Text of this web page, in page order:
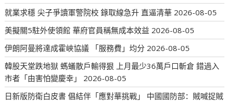
就業求穩 尖子爭讀軍警院校 錄取線急升 直逼清華 2026-08-05
美擬關5駐外使領館 華府官員稱無成本效益 2026-08-05
伊朗阿曼將達成霍峽協議 「服務費」均分 2026-08-05
韓股天堂跌地獄 螞蟻散戶輸得狠 上月最少36萬戶口斬倉 錯過入
市者「由害怕變慶幸」
2026-08-05
日新版防衛白皮書 倡結伴「應對華挑戰」 中國國防部：賊喊捉賊